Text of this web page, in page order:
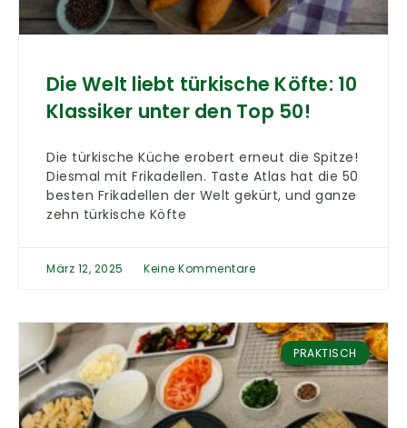
Die Welt liebt türkische Köfte: 10
Klassiker unter den Top 50!
Die türkische Küche erobert erneut die Spitze!
Diesmal mit Frikadellen. Taste Atlas hat die 50
besten Frikadellen der Welt gekürt, und ganze
zehn türkische Köfte
März 12, 2025 Keine Kommentare
PRAKTISCH